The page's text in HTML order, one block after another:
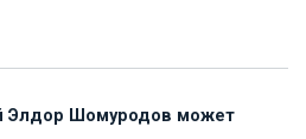
Элдор Шомуродов может